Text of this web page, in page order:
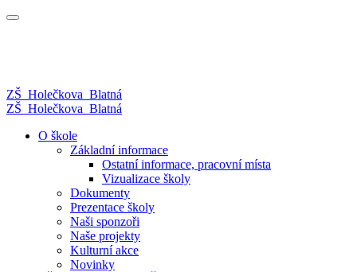
ZŠ Holečkova Blatná
ZŠ Holečkova Blatná
O škole
Základní informace
Ostatní informace, pracovní místa
Vizualizace školy
Dokumenty
Prezentace školy
Naši sponzoři
Naše projekty
Kulturní akce
Novinky